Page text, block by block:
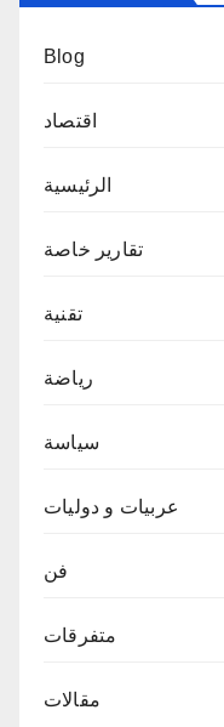
Blog
اقتصاد
الرئيسية
تقارير خاصة
تقنية
رياضة
سياسة
عربيات و دوليات
فن
متفرقات
مقالات